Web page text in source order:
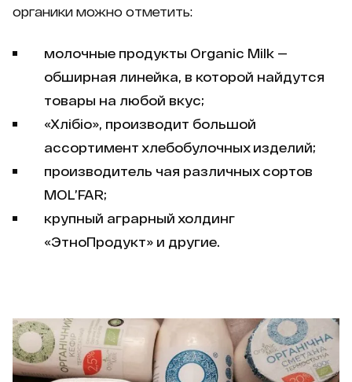
органики можно отметить:
молочные продукты Organic Milk —
обширная линейка, в которой найдутся
товары на любой вкус;
«Хлібіо», производит большой
ассортимент хлебобулочных изделий;
производитель чая различных сортов
MOL’FAR;
крупный аграрный холдинг
«ЭтноПродукт» и другие.